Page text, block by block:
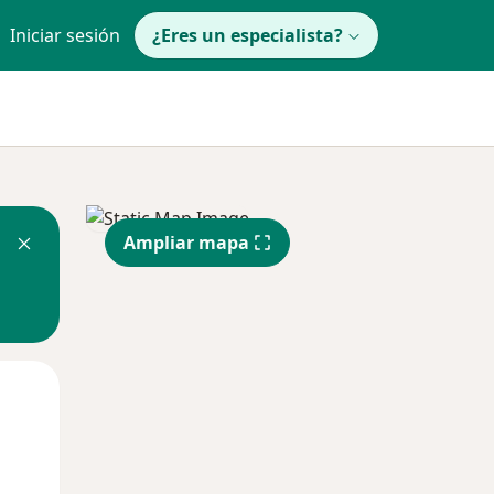
Iniciar sesión ¿Eres un especialista?
Ampliar mapa